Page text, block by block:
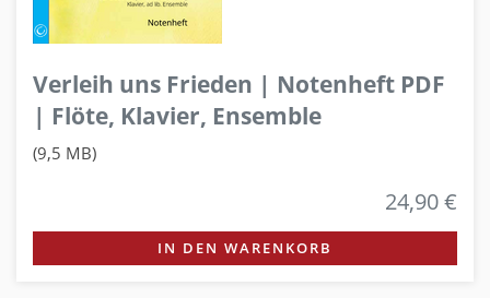
Verleih uns Frieden | Notenheft PDF
| Flöte, Klavier, Ensemble
(9,5 MB)
24,90 €
IN DEN WARENKORB